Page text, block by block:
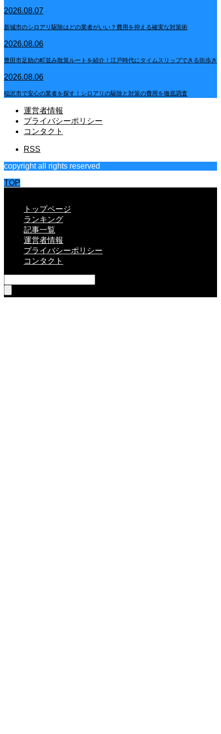
2026.08.07
新城市のシロアリ駆除はどの業者がいい？費用を抑える確実な対策術
2026.08.06
豊田市足助の町並み散策ルートを紹介！江戸時代にタイムスリップできる街歩き
2026.08.06
稲沢市で安心の業者を探す！シロアリの駆除と対策の費用を徹底調査
運営者情報
プライバシーポリシー
コンタクト
RSS
copyright all rights reserved
TOP
トップページ
ランキング
記事一覧
運営者情報
プライバシーポリシー
コンタクト